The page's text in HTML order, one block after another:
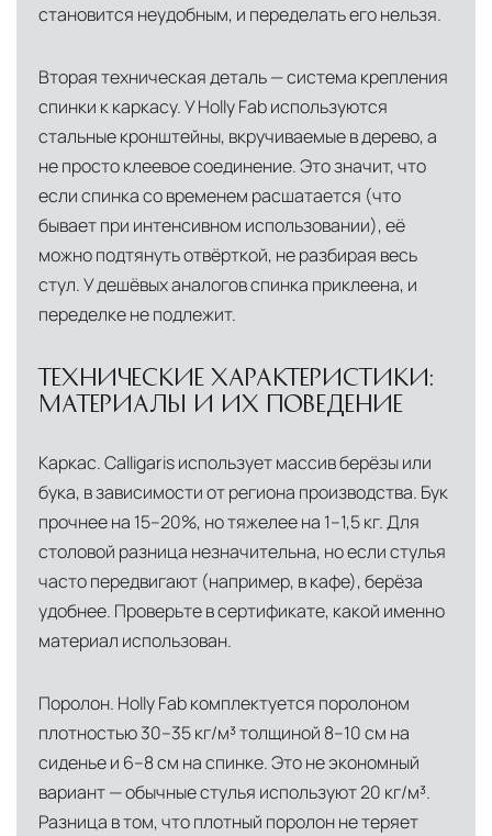
товара от нашего склада непосредственно к
Профессиональная выгрузка—
квалифицированные грузчики
осуществляют разгрузку с применением
специального оборудования и техники
Подъём на этажи
— доставка мебели и
дверных блоков в квартиры и офисы с
использованием лифтов или монтажных
средств
распаковывают товар и устанавливают его в
указанное место
очистка помещения от тары и упаковки
Гарантийная проверка— осмотр товара на
предмет повреждений и дефектов при
доставке
Сроки доставкиСтандартная доставка по
дней. Для Московской области сроки зависят
от удалённости объекта и варьируются от 5 до
10 рабочих дней. Возможна срочная доставка
при наличии свободных логистических
ресурсов.
становится неудобным, и переделать его нельзя.
Вторая техническая деталь — система крепления
спинки к каркасу. У Holly Fab используются
стальные кронштейны, вкручиваемые в дерево, а
не просто клеевое соединение. Это значит, что
если спинка со временем расшатается (что
бывает при интенсивном использовании), её
можно подтянуть отвёрткой, не разбирая весь
стул. У дешёвых аналогов спинка приклеена, и
переделке не подлежит.
ТЕХНИЧЕСКИЕ ХАРАКТЕРИСТИКИ:
МАТЕРИАЛЫ И ИХ ПОВЕДЕНИЕ
Каркас. Calligaris использует массив берёзы или
бука, в зависимости от региона производства. Бук
прочнее на 15–20%, но тяжелее на 1–1,5 кг. Для
столовой разница незначительна, но если стулья
часто передвигают (например, в кафе), берёза
удобнее. Проверьте в сертификате, какой именно
материал использован.
Поролон. Holly Fab комплектуется поролоном
плотностью 30–35 кг/м³ толщиной 8–10 см на
сиденье и 6–8 см на спинке. Это не экономный
вариант — обычные стулья используют 20 кг/м³.
Разница в том, что плотный поролон не теряет